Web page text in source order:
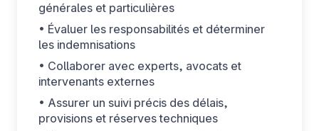
générales et particulières
• Évaluer les responsabilités et déterminer
les indemnisations
• Collaborer avec experts, avocats et
intervenants externes
• Assurer un suivi précis des délais,
provisions et réserves techniques